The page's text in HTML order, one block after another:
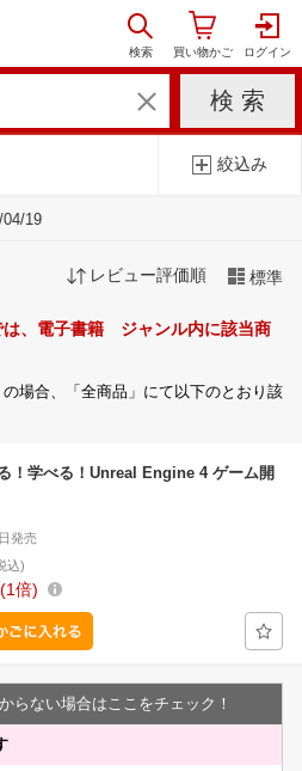
絞込み
04/19
レビュー評価順 標準
は、電子書籍 ジャンル内に該当商
場合、「全商品」にて以下のとおり該
！学べる！Unreal Engine 4 ゲーム開
発売
込)
1倍
らない場合はここをチェック！